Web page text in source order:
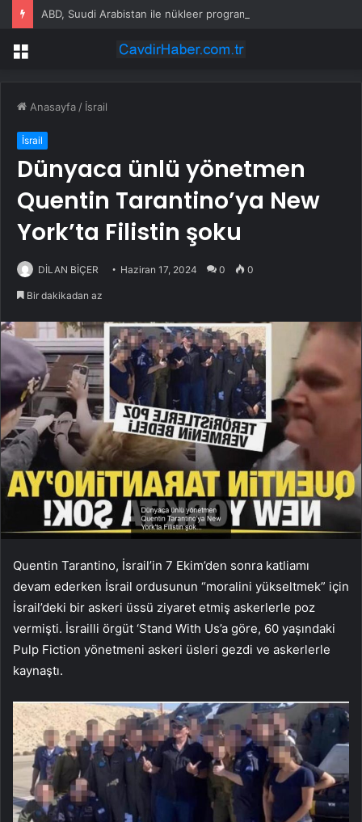
Menü
Anasayfa / İsrail
İsrail
Dünyaca ünlü yönetmen
Quentin Tarantino’ya New
York’ta Filistin şoku
DİLAN BİÇER Haziran 17, 2024 0 0
Bir dakikadan az
Quentin Tarantino, İsrail’in 7 Ekim’den sonra katliamı
devam ederken İsrail ordusunun “moralini yükseltmek” için
İsrail’deki bir askeri üssü ziyaret etmiş askerlerle poz
vermişti. İsrailli örgüt ‘Stand With Us’a göre, 60 yaşındaki
Pulp Fiction yönetmeni askeri üsleri gezdi ve askerlerle
kaynaştı.